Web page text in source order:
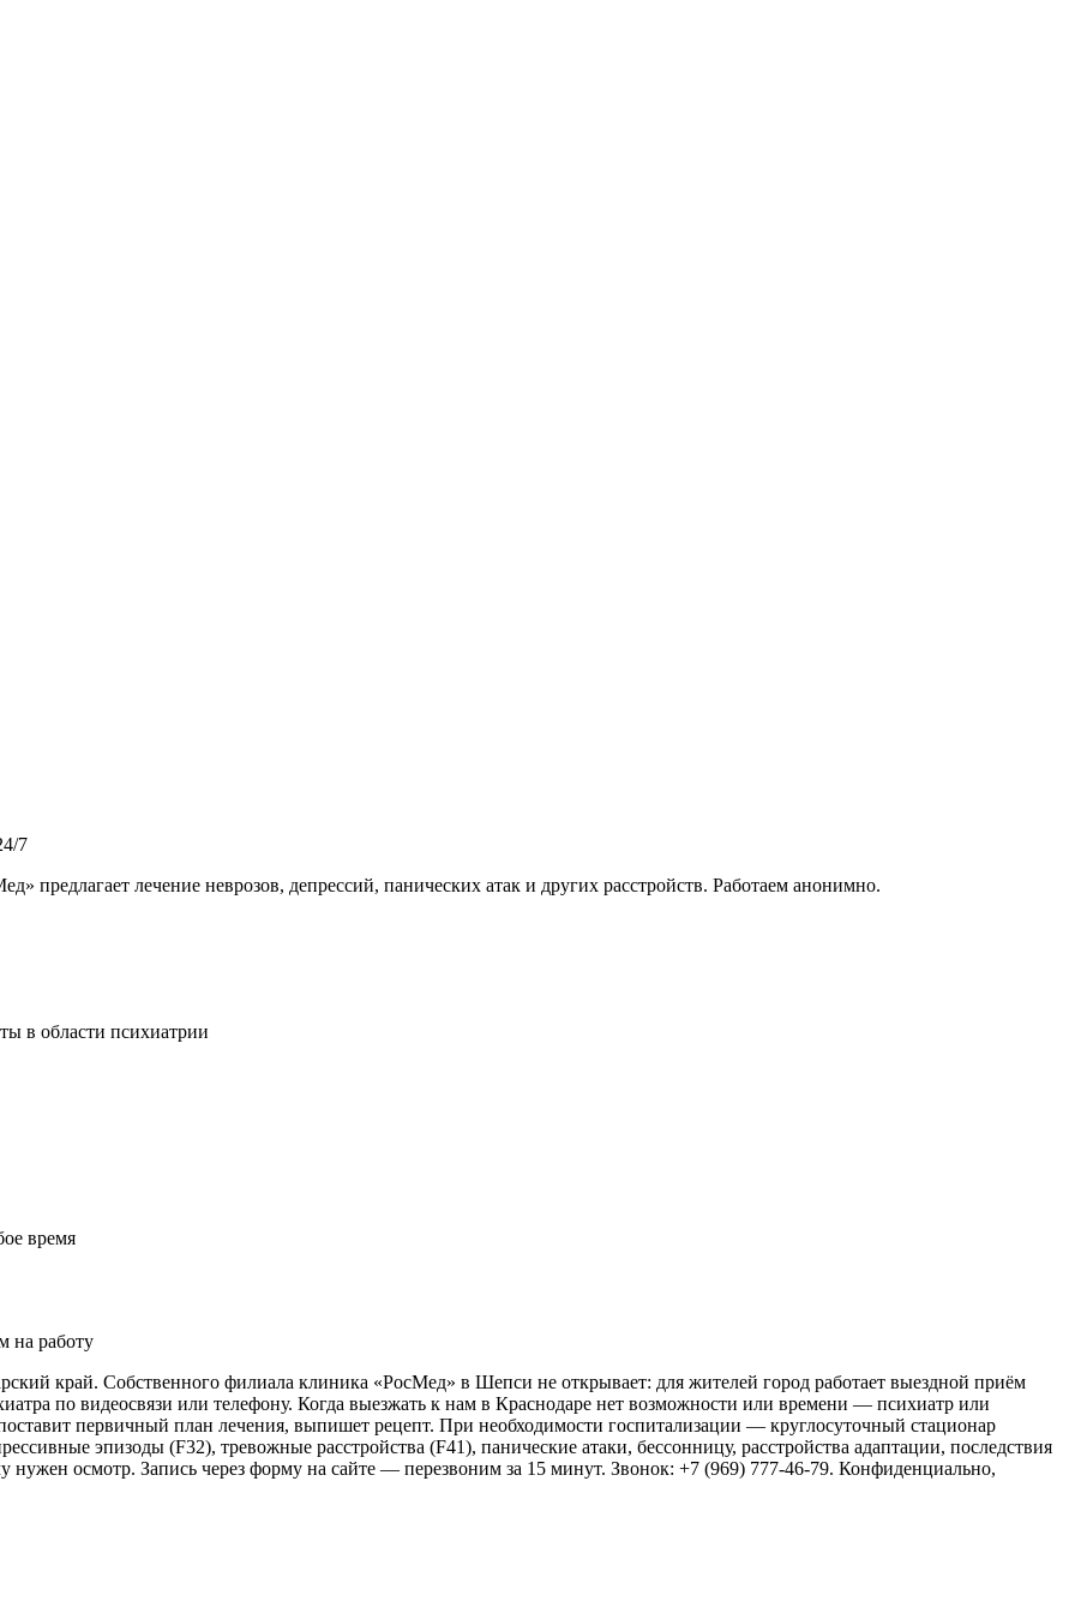
7
лечение неврозов, депрессий, панических атак и других расстройств. Работаем анонимно.
в области психиатрии
время
на работу
край. Собственного филиала клиника «РосМед» в Шепси не открывает: для жителей город работает выездной приём
по видеосвязи или телефону. Когда выезжать к нам в Краснодаре нет возможности или времени — психиатр или
первичный план лечения, выпишет рецепт. При необходимости госпитализации — круглосуточный стационар
эпизоды (F32), тревожные расстройства (F41), панические атаки, бессонницу, расстройства адаптации, последствия
осмотр. Запись через форму на сайте — перезвоним за 15 минут. Звонок: +7 (969) 777-46-79. Конфиденциально,